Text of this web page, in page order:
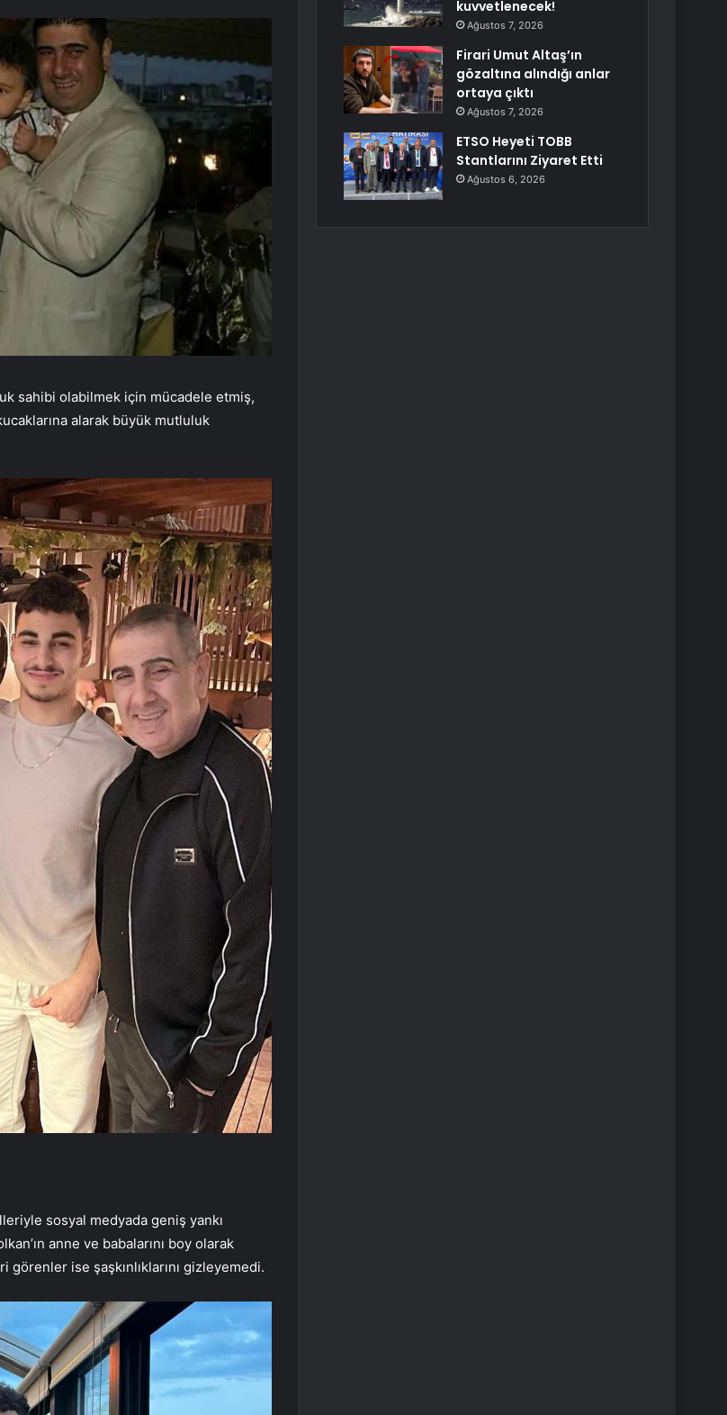
sahibi olabilmek için mücadele etmiş,
alarak büyük mutluluk
sosyal medyada geniş yankı
anne ve babalarını boy olarak
ise şaşkınlıklarını gizleyemedi.
kuvvetlenecek!
Ağustos 7, 2026
Firari Umut Altaş’ın
gözaltına alındığı anlar
ortaya çıktı
Ağustos 7, 2026
ETSO Heyeti TOBB
Stantlarını Ziyaret Etti
Ağustos 6, 2026